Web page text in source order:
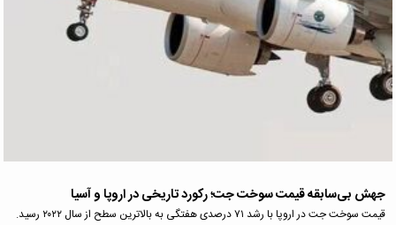
جهش بی‌سابقه قیمت سوخت جت؛ رکورد تاریخی در اروپا و آسیا
قیمت سوخت جت در اروپا با رشد ۷۱ درصدی هفتگی به بالاترین سطح از سال ۲۰۲۲ رسید.